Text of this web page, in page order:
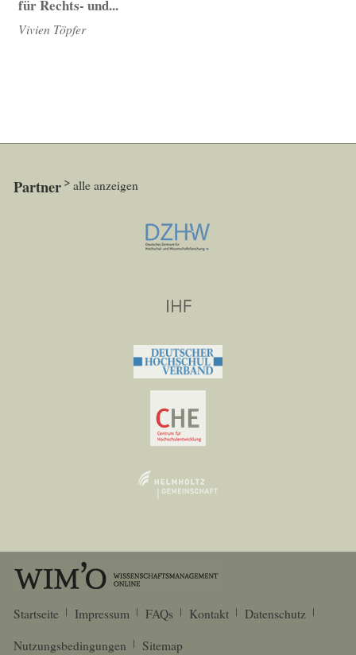
für Rechts- und...
Vivien Töpfer
Partner alle anzeigen
Startseite Impressum FAQs Kontakt
Datenschutz
Nutzungsbedingungen
Sitemap